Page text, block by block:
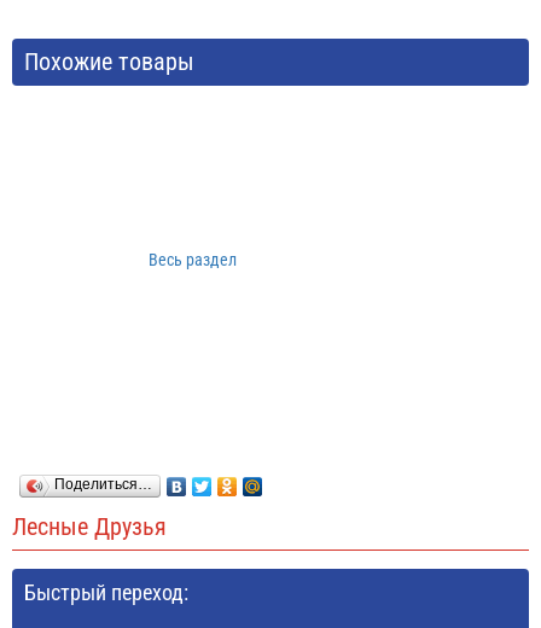
Похожие товары
Весь раздел
Поделиться…
Лесные Друзья
Быстрый переход: